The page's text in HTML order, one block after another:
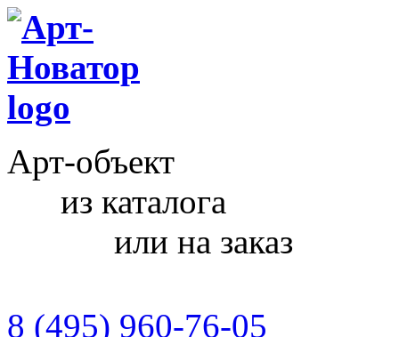
Арт-объект
из каталога
или на заказ
8 (495) 960-76-05